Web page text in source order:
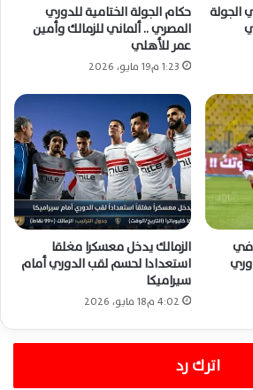
الجولة
حكام الجولة الختامية للدوري
المصري .. ألماني للزمالك وأمين
عمر للأهلي
1:23 م19 مايو، 2026
في
الزمالك يدخل معسكرا مغلقا
استعدادا لحسم لقب الدوري أمام
سيراميكا
4:02 م18 مايو، 2026
اترك رد